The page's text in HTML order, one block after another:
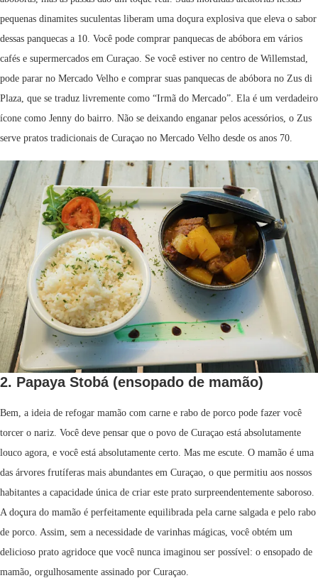
pequenas dinamites suculentas liberam uma doçura explosiva que eleva o sabor
dessas panquecas a 10. Você pode comprar panquecas de abóbora em vários
cafés e supermercados em Curaçao. Se você estiver no centro de Willemstad,
pode parar no Mercado Velho e comprar suas panquecas de abóbora no Zus di
Plaza, que se traduz livremente como “Irmã do Mercado”. Ela é um verdadeiro
ícone como Jenny do bairro. Não se deixando enganar pelos acessórios, o Zus
serve pratos tradicionais de Curaçao no Mercado Velho desde os anos 70.
2. Papaya Stobá (ensopado de mamão)
Bem, a ideia de refogar mamão com carne e rabo de porco pode fazer você
torcer o nariz. Você deve pensar que o povo de Curaçao está absolutamente
louco agora, e você está absolutamente certo. Mas me escute. O mamão é uma
das árvores frutíferas mais abundantes em Curaçao, o que permitiu aos nossos
habitantes a capacidade única de criar este prato surpreendentemente saboroso.
A doçura do mamão é perfeitamente equilibrada pela carne salgada e pelo rabo
de porco. Assim, sem a necessidade de varinhas mágicas, você obtém um
delicioso prato agridoce que você nunca imaginou ser possível: o ensopado de
mamão, orgulhosamente assinado por Curaçao.